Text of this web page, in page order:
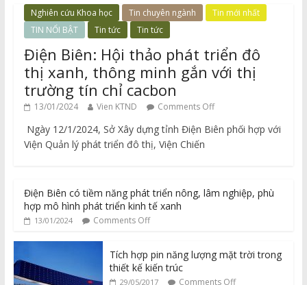
Nghiên cứu Khoa học Tin chuyên ngành
Tin mới nhất
TIN NỔI BẬT
Tin tức Tin tức
Điện Biên: Hội thảo phát triển đô
thị xanh, thông minh gắn với thị
trường tín chỉ cacbon
13/01/2024 Vien KTND Comments Off
Ngày 12/1/2024, Sở Xây dựng tỉnh Điện Biên phối hợp với
Viện Quản lý phát triển đô thị, Viện Chiến
Điện Biên có tiềm năng phát triển nông, lâm nghiệp, phù
hợp mô hình phát triển kinh tế xanh
13/01/2024 Comments Off
Tích hợp pin năng lượng mặt trời trong
thiết kế kiến trúc
29/05/2017 Comments Off